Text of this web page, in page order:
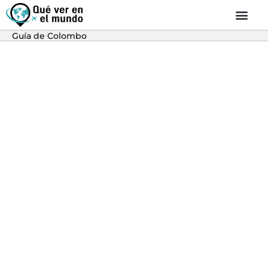
Guía de Colombo